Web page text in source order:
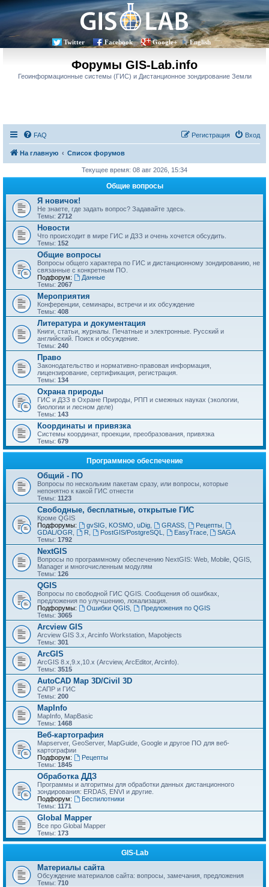
Twitter Facebook Google+ English
Форумы GIS-Lab.info
Геоинформационные системы (ГИС) и Дистанционное зондирование Земли
FAQ Вход
Регистрация
На главную Список форумов
Текущее время: 08 авг 2026, 15:34
Общие вопросы
Я новичок!
Не знаете, где задать вопрос? Задавайте здесь.
Темы: 2712
Новости
Что происходит в мире ГИС и ДЗЗ и очень хочется обсудить.
Темы: 152
Общие вопросы
Вопросы общего характера по ГИС и дистанционному зондированию, не
связанные с конкретным ПО.
Подфорум:
Данные
Темы: 2067
Мероприятия
Конференции, семинары, встречи и их обсуждение
Темы: 408
Литература и документация
Книги, статьи, журналы. Печатные и электронные. Русский и
английский. Поиск и обсуждение.
Темы: 240
Право
Законодательство и нормативно-правовая информация,
лицензирование, сертификация, регистрация.
Темы: 134
Охрана природы
ГИС и ДЗЗ в Охране Природы, РПП и смежных науках (экологии,
биологии и лесном деле)
Темы: 143
Координаты и привязка
Системы координат, проекции, преобразования, привязка
Темы: 679
Программное обеспечение
Общий - ПО
Вопросы по нескольким пакетам сразу, или вопросы, которые
непонятно к какой ГИС отнести
Темы: 1123
Свободные, бесплатные, открытые ГИС
Кроме QGIS
Подфорумы:
gvSIG, KOSMO, uDig, GRASS, Рецепты,
GDAL/OGR
R PostGIS/PostgreSQL EasyTrace,
SAGA
Темы: 1792
NextGIS
Вопросы по программному обеспечению NextGIS: Web, Mobile, QGIS,
Manager и многочисленным модулям
Темы: 126
QGIS
Вопросы по свободной ГИС QGIS. Сообщения об ошибках,
предложения по улучшению, локализация.
Подфорумы:
Ошибки QGIS,
Предложения по QGIS
Темы: 3065
Arcview GIS
Arcview GIS 3.x, Arcinfo Workstation, Mapobjects
Темы: 301
ArcGIS
ArcGIS 8.x,9.x,10.x (Arcview, ArcEditor, Arcinfo).
Темы: 3515
AutoCAD Map 3D/Civil 3D
САПР и ГИС
Темы: 200
MapInfo
MapInfo, MapBasic
Темы: 1468
Веб-картография
Mapserver, GeoServer, MapGuide, Google и другое ПО для веб-
картографии
Подфорум:
Рецепты
Темы: 1845
Обработка ДДЗ
Программы и алгоритмы для обработки данных дистанционного
зондирования: ERDAS, ENVI и другие.
Подфорум:
Беспилотники
Темы: 1171
Global Mapper
Все про Global Mapper
Темы: 173
GIS-Lab
Материалы сайта
Обсуждение материалов сайта: вопросы, замечания, предложения
Темы: 710